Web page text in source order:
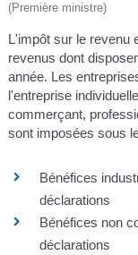
(Première ministre)
L'impôt sur le revenu
revenus dont
année. Les
l'entreprise
commerçant,
sont imposées sous
Bénéfices
déclarations
Bénéfices non
déclarations